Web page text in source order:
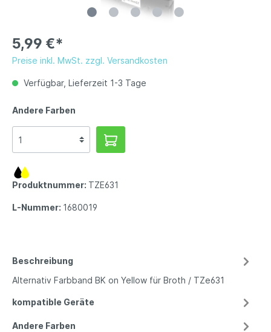
5,99 €*
Preise inkl. MwSt. zzgl. Versandkosten
Verfügbar, Lieferzeit 1-3 Tage
Andere Farben
Produktnummer: TZE631
L-Nummer: 1680019
Beschreibung
Alternativ Farbband BK on Yellow für Broth / TZe631
kompatible Geräte
Andere Farben